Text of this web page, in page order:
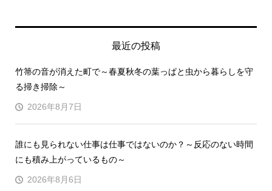
最近の投稿
竹箒の音が消えた町で～春夏秋冬の葉っぱと虫から暮らしを守
る掃き掃除～
2026年8月7日
誰にも見られない仕事は仕事ではないのか？～反応のない時間
にも積み上がっているもの～
2026年8月6日